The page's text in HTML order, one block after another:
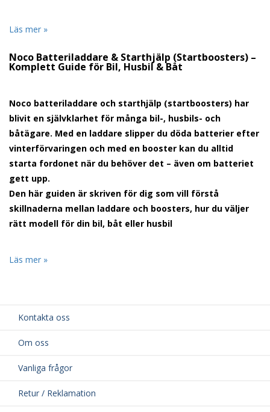
Läs mer »
Noco Batteriladdare & Starthjälp (Startboosters) –
Komplett Guide för Bil, Husbil & Båt
Noco batteriladdare och starthjälp (startboosters) har
blivit en självklarhet för många bil-, husbils- och
båtägare. Med en laddare slipper du döda batterier efter
vinterförvaringen och med en booster kan du alltid
starta fordonet när du behöver det – även om batteriet
gett upp.
Den här guiden är skriven för dig som vill förstå
skillnaderna mellan laddare och boosters, hur du väljer
rätt modell för din bil, båt eller husbil
Läs mer »
Kontakta oss
Om oss
Vanliga frågor
Retur / Reklamation